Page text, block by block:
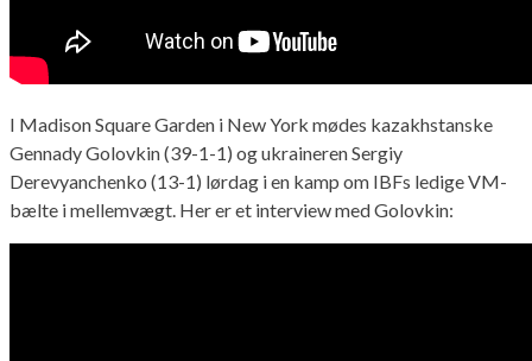
I Madison Square Garden i New York mødes kazakhstanske
Gennady Golovkin (39-1-1) og ukraineren Sergiy
Derevyanchenko (13-1) lørdag i en kamp om IBFs ledige VM-
bælte i mellemvægt. Her er et interview med Golovkin: